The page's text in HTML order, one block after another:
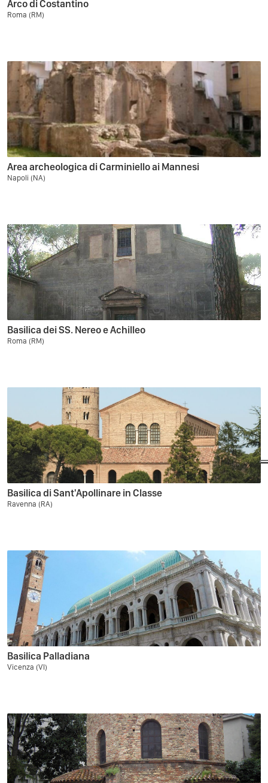
Arco di Costantino
Roma (RM)
Area archeologica di Carminiello ai Mannesi
Napoli (NA)
Basilica dei SS. Nereo e Achilleo
Roma (RM)
Basilica di Sant'Apollinare in Classe
Ravenna (RA)
Basilica Palladiana
Vicenza (VI)